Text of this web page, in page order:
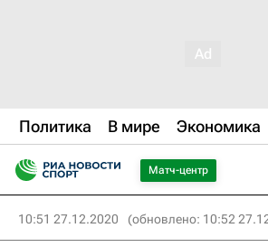
Политика В мире Экономика
Матч-центр
10:51 27.12.2020 (обновлено: 10:52